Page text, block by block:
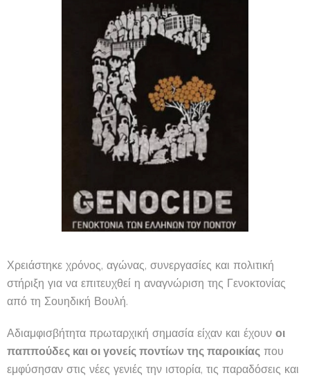
Χρειάστηκε χρόνος, αγώνας, συνεργασίες και πολιτική
στήριξη για να επιτευχθεί η αναγνώριση της Γενοκτονίας
από τη Σουηδική Βουλή.
Αδιαμφισβήτητα πρωταρχική σημασία είχαν και έχουν οι
παππούδες και οι γονείς ποντίων της παροικίας που
εμφύσησαν στις νέες γενιές την ιστορία, τις παραδόσεις και